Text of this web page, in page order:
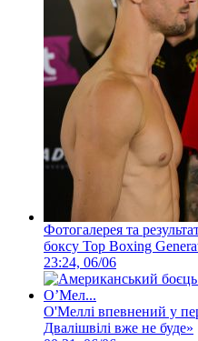
Фотогалерея та
боксу Top Boxing
23:24, 06/06
О'Меллі впевнений у
Двалішвілі вже не буде»